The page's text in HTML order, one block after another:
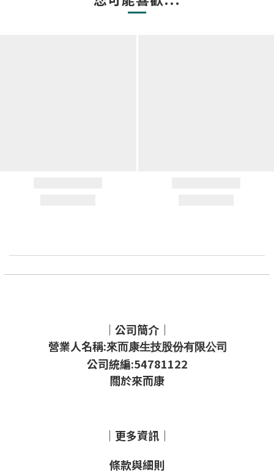
｜公司簡介｜
營業人名稱:來而康生技股份有限公司
公司統編:54781122
關於來而康
｜更多資訊｜
條款與細則